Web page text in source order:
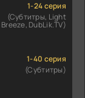
1-24 серия
(Субтитры, Light
Breeze, DubLik.TV)
1-40 серия
(Субтитры)